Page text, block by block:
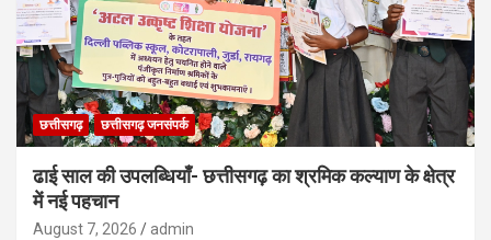
छत्तीसगढ़ छत्तीसगढ़ जनसंपर्क
ढाई साल की उपलब्धियाँ- छत्तीसगढ़ का श्रमिक कल्याण के क्षेत्र
में नई पहचान
August 7, 2026 admin